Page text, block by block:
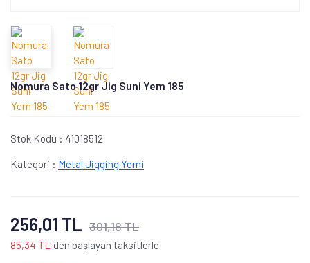
Nomura Sato 12gr Jig Suni Yem 185
Stok Kodu : 41018512
Kategori : Metal Jigging Yemi
256,01 TL 301,18 TL
85,34 TL ' den başlayan taksitlerle